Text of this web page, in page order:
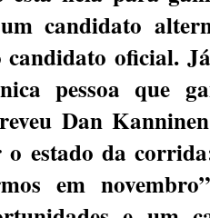
candidato
candidato oficial.
pessoa que
Dan
o estado da
em